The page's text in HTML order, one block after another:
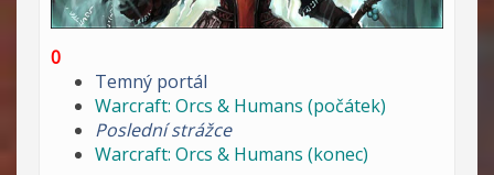
0
Temný portál
Warcraft: Orcs & Humans (počátek)
Poslední strážce
Warcraft: Orcs & Humans (konec)